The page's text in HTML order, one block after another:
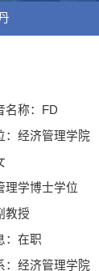
名称：FD
：经济管理学院
理学博士学位
教授
：在职
：经济管理学院